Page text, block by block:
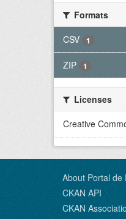
Formats
CSV
1
ZIP 1
Licenses
Creative
About Portal de
CKAN API
CKAN